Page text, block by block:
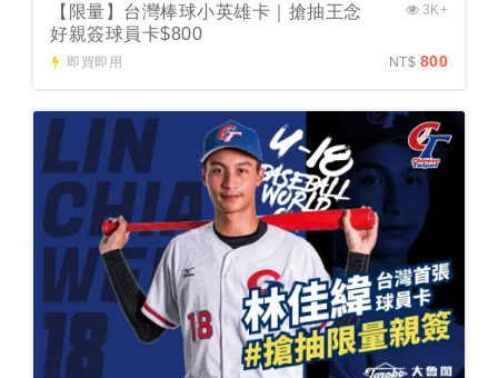
【限量】台灣棒球小英雄卡｜搶抽王念
好親簽球員卡$800
即買即用
3K+
NT$ 800